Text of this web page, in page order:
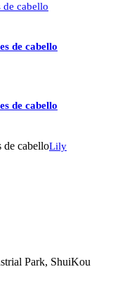
de cabello
de cabello
de cabello
de cabelloLily
Park, ShuiKou